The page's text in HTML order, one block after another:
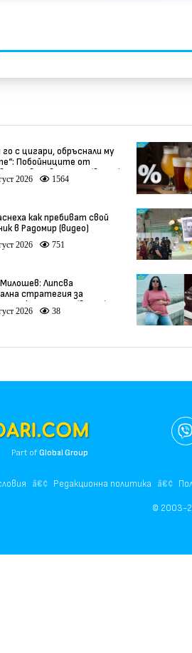
го с цигари, обръснали му
Побойниците от
остават в ареста (видео)
2026 1564
как пребиват свой
в Радомир (видео)
2026 751
Липсва
стратегия за
на културата (видео)
2026 38
Part ofGlobal Group
Редакционна политика
© 2003-